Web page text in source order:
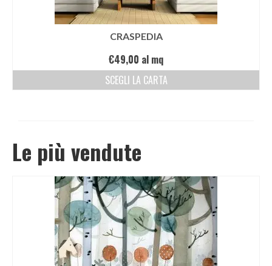
CRASPEDIA
€49,00 al mq
SCEGLI LA CARTA
Le più vendute